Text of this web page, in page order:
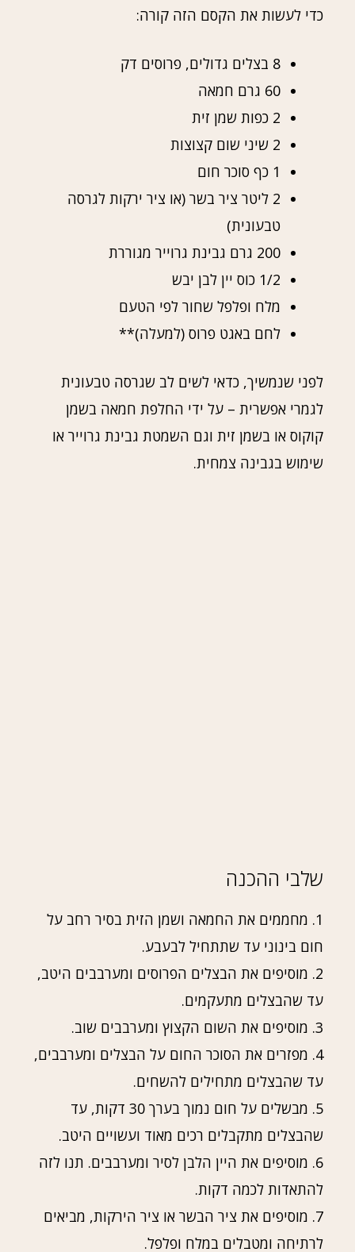
כדי לעשות את הקסם הזה קורה:
8 בצלים גדולים, פרוסים דק
60 גרם חמאה
2 כפות שמן זית
2 שיני שום קצוצות
1 כף סוכר חום
2 ליטר ציר בשר (או ציר ירקות לגרסה
טבעונית)
200 גרם גבינת גרוייר מגוררת
1/2 כוס יין לבן יבש
מלח ופלפל שחור לפי הטעם
לחם באגט פרוס (למעלה)**
לפני שנמשיך, כדאי לשים לב שגרסה טבעונית
לגמרי אפשרית – על ידי החלפת חמאה בשמן
קוקוס או בשמן זית וגם השמטת גבינת גרוייר או
שימוש בגבינה צמחית.
שלבי ההכנה
1. מחממים את החמאה ושמן הזית בסיר רחב על
חום בינוני עד שתתחיל לבעבע.
2. מוסיפים את הבצלים הפרוסים ומערבבים היטב,
עד שהבצלים מתעקמים.
3. מוסיפים את השום הקצוץ ומערבבים שוב.
4. מפזרים את הסוכר החום על הבצלים ומערבבים,
עד שהבצלים מתחילים להשחים.
5. מבשלים על חום נמוך בערך 30 דקות, עד
שהבצלים מתקבלים רכים מאוד ועשויים היטב.
6. מוסיפים את היין הלבן לסיר ומערבבים. תנו לזה
להתאדות לכמה דקות.
7. מוסיפים את ציר הבשר או ציר הירקות, מביאים
לרתיחה ומטבלים במלח ופלפל.